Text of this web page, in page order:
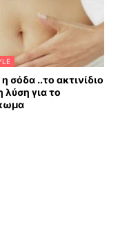
σόδα ..το ακτινίδιο
λύση για το